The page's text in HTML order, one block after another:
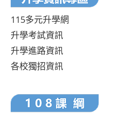
115多元升學網
升學考試資訊
升學進路資訊
各校獨招資訊